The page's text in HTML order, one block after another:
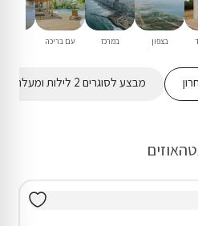
בצפון במרכז עם בריכה
מבצע לסוגרים 2 לילות ומעלה